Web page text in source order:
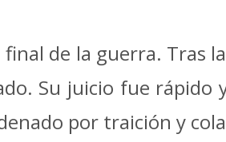
de la guerra. Tras
Su juicio fue rápido
por traición y